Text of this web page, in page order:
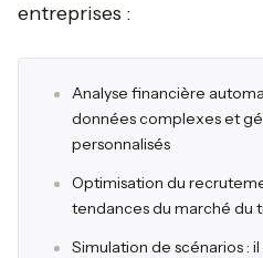
entreprises :
Analyse financière
données complexes et
personnalisés
Optimisation du
tendances du marché du
Simulation de scénarios :